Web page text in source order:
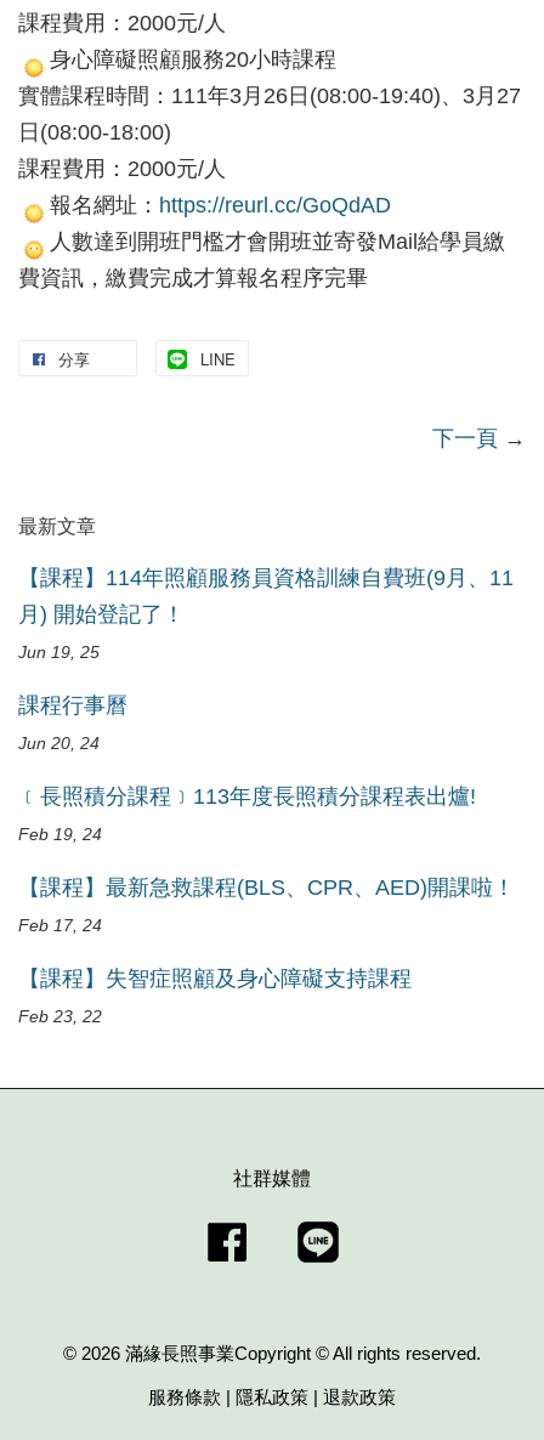
課程費用：2000元/人
身心障礙照顧服務20小時課程
實體課程時間：111年3月26日(08:00-19:40)、3月27
日(08:00-18:00)
課程費用：2000元/人
報名網址： https://reurl.cc/GoQdAD
人數達到開班門檻才會開班並寄發Mail給學員繳
費資訊，繳費完成才算報名程序完畢
分享 LINE
下一頁 →
最新文章
【課程】114年照顧服務員資格訓練自費班(9月、11
月) 開始登記了！
Jun 19, 25
課程行事曆
Jun 20, 24
﹝長照積分課程﹞113年度長照積分課程表出爐!
Feb 19, 24
【課程】最新急救課程(BLS、CPR、AED)開課啦！
Feb 17, 24
【課程】失智症照顧及身心障礙支持課程
Feb 23, 22
社群媒體
Facebook
© 2026 滿緣長照事業Copyright © All rights reserved.
服務條款 | 隱私政策 | 退款政策